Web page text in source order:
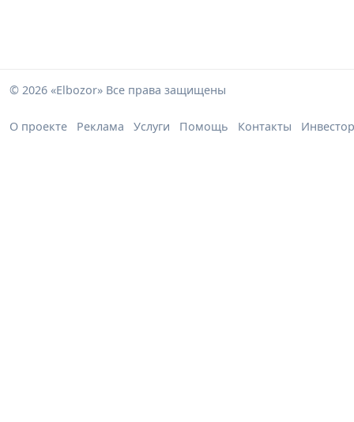
© 2026 «Elbozor» Все права защищены
О проекте Реклама Услуги Помощь Контакты